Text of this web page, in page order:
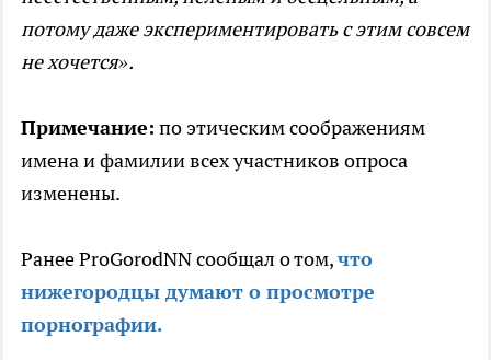
потому даже экспериментировать с этим совсем
не хочется».
Примечание: по этическим соображениям
имена и фамилии всех участников опроса
изменены.
Ранее ProGorodNN сообщал о том,что
нижегородцы думают о просмотре
порнографии.